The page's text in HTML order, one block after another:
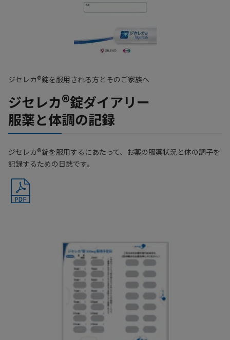
ジセレカ ®錠を服用される方とそのご家族へ
ジセレカ®錠ダイアリー
服薬と体調の記録
ジセレカ ®錠を服用するにあたって、お薬の服薬状況と体の調子を
記録するための日誌です。